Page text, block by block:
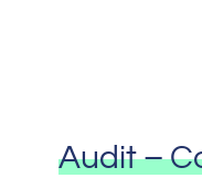
Audit –